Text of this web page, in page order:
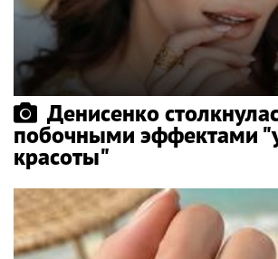
Денисенко
побочными эффектами
красоты"